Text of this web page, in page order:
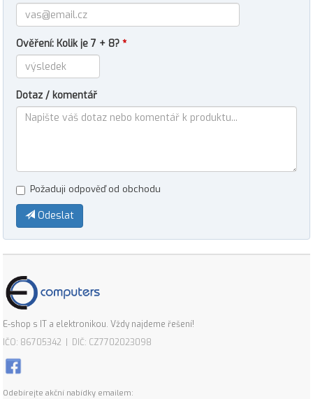
Ověření: Kolik je 7 + 8? *
Dotaz / komentář
Požaduji odpověď od obchodu
Odeslat
E-shop s IT a elektronikou. Vždy najdeme řešení!
IČO: 86705342 | DIČ: CZ7702023098
Odebírejte akční nabídky emailem: